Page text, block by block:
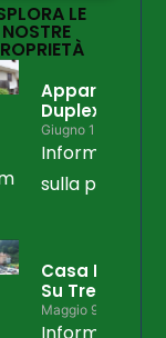
LE
NOSTRE
Duplex
Giugno 15, 2026
Informazioni
sulla
Casa Libera
Su Tre Lati
Maggio 9, 2026